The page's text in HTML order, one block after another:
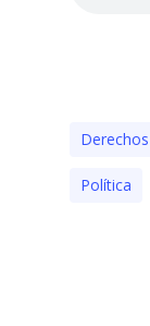
Polí­tica